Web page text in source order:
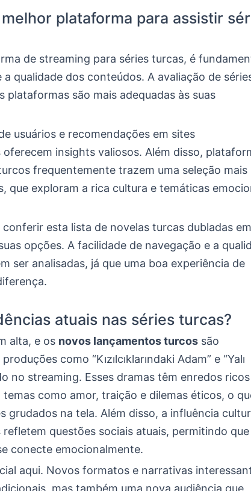
plataforma para assistir
de streaming para séries turcas, é
qualidade dos conteúdos. A avaliação de
plataformas são mais adequadas às suas
usuários e recomendações em sites
oferecem insights valiosos. Além disso,
frequentemente trazem uma seleção mais
que exploram a rica cultura e temáticas
esta lista de novelas turcas dubladas em
opções. A facilidade de navegação e a
ser analisadas, já que uma boa experiência de
atuais nas séries turcas?
alta, e os novos lançamentos turcos são
como “Kızılcıklarındaki Adam” e “Yalı
no streaming. Esses dramas têm enredos
como amor, traição e dilemas éticos, o
grudados na tela. Além disso, a influência
questões sociais atuais, permitindo que
conecte emocionalmente.
aqui. Novos formatos e narrativas
mas também uma nova audiência que